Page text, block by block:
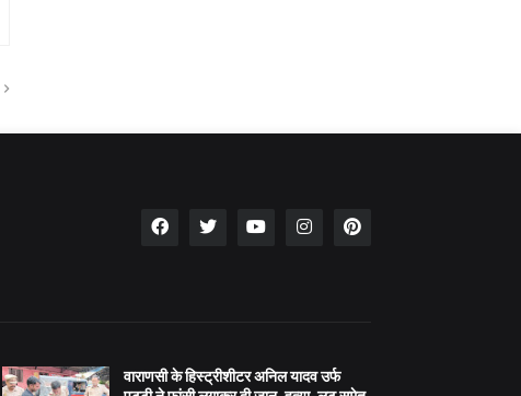
वाराणसी के हिस्ट्रीशीटर अनिल यादव उर्फ